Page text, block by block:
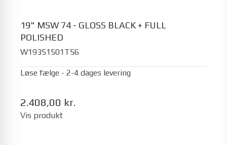
19" MSW 74 - GLOSS BLACK + FULL
POLISHED
W19351501T56
Løse fælge - 2-4 dages levering
2.408,00 kr.
Vis produkt